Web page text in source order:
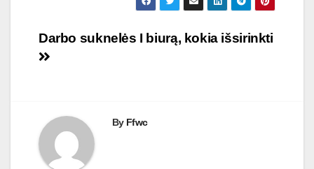
Navigacija
Darbo suknelės I biurą, kokia išsirinkti
By Ffwc